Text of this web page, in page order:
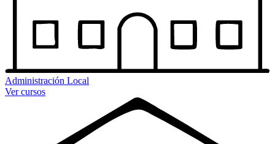
Administración Local
Ver cursos